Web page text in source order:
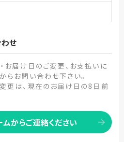
せ
お届け日のご変更、お支払いに
らお問い合わせ下さい。
更は、現在のお届け日の8日前
ムからご連絡ください